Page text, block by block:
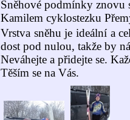
Sněhové podmínky znovu
Kamilem cyklostezku
Vrstva sněhu je ideální a
dost pod nulou, takže by
Neváhejte a přidejte se.
Těším se na Vás.